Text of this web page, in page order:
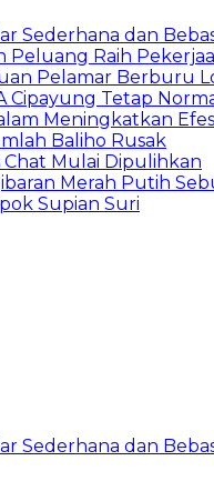
Sederhana dan
Peluang Raih
Pelamar Berburu
Cipayung Tetap
Meningkatkan
Baliho Rusak
Chat Mulai Dipulihkan
Merah Putih
Supian Suri
Sederhana dan